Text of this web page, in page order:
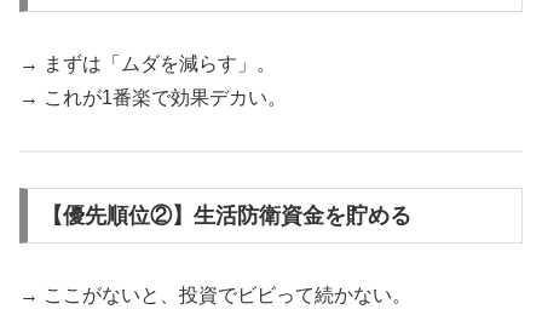
→ まずは「ムダを減らす」。
→ これが1番楽で効果デカい。
【優先順位②】生活防衛資金を貯める
→ ここがないと、投資でビビって続かない。